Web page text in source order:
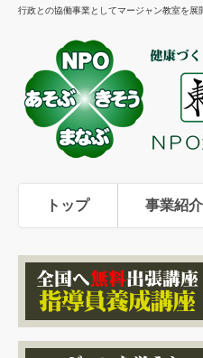
行政との協働事業としてマージャン教室を展
トップ 事業紹介